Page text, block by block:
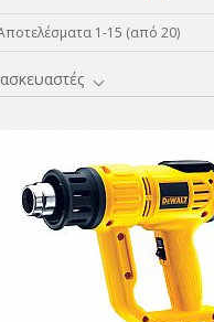
1-15 (από 20)